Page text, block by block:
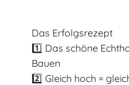
Das Erfolgsrezept
1️⃣ Das schöne
Bauen
2️⃣ Gleich hoch =